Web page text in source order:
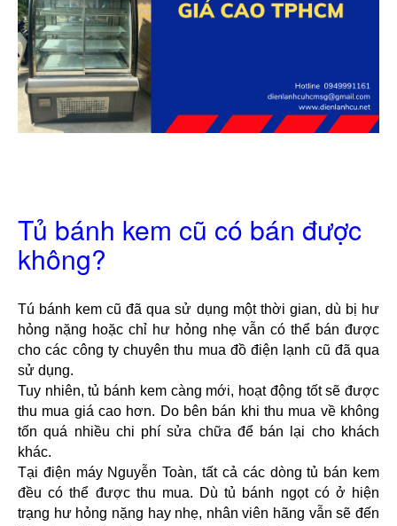
Tủ bánh kem cũ có bán được
không?
Tú bánh kem cũ đã qua sử dụng một thời gian, dù bị hư
hỏng nặng hoặc chỉ hư hỏng nhẹ vẫn có thể bán được
cho các công ty chuyên thu mua đồ điện lạnh cũ đã qua
sử dụng.
Tuy nhiên, tủ bánh kem càng mới, hoạt động tốt sẽ được
thu mua giá cao hơn. Do bên bán khi thu mua về không
tốn quá nhiều chi phí sửa chữa để bán lại cho khách
khác.
Tại điện máy Nguyễn Toàn, tất cả các dòng tủ bán kem
đều có thể được thu mua. Dù tủ bánh ngọt có ở hiện
trạng hư hỏng nặng hay nhẹ, nhân viên hãng vẫn sẽ đến